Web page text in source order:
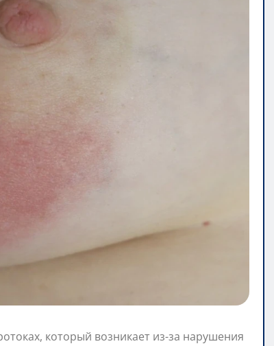
который возникает из-за нарушения